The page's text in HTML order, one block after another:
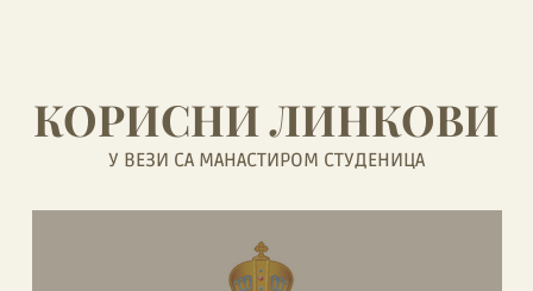
КОРИСНИ ЛИНКОВИ
У ВЕЗИ СА МАНАСТИРОМ СТУДЕНИЦА